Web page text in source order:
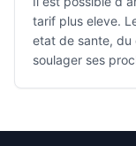
tarif plus eleve.
etat de sante, du
soulager ses